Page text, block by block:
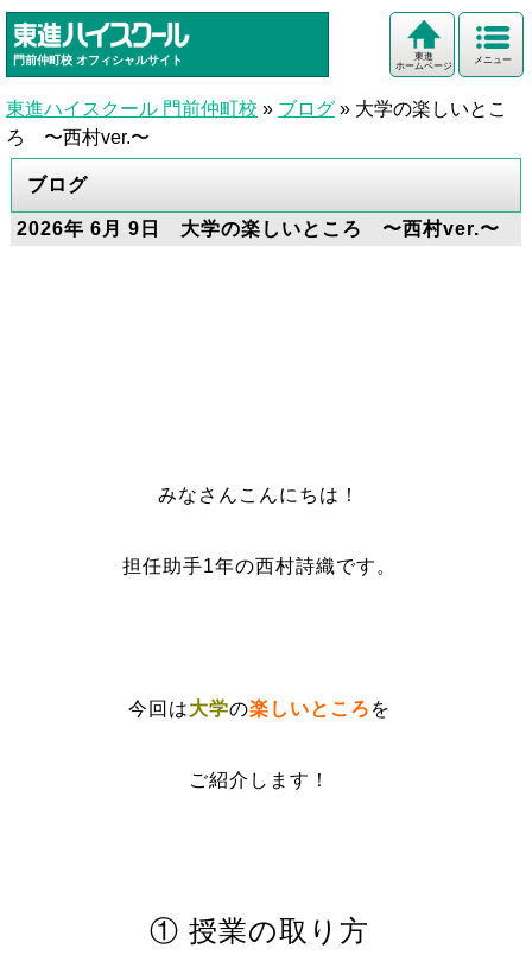
門前仲町校 オフィシャルサイト メニュー
東進
ホームページ
東進ハイスクール 門前仲町校 » ブログ » 大学の楽しいとこ
ろ 〜西村ver.〜
ブログ
2026年 6月 9日 大学の楽しいところ 〜西村ver.〜
みなさんこんにちは！
担任助手1年の西村詩織です。
今回は大学の楽しいところ を
ご紹介します！
① 授業の取り方